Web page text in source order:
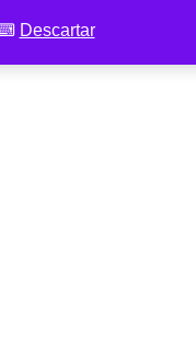
⌨ Descartar